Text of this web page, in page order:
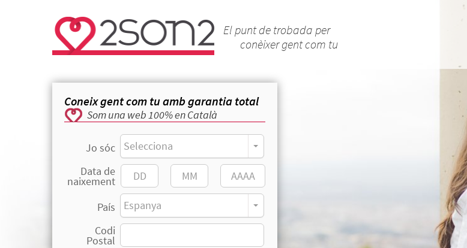
El punt de trobada per
conèixer gent com tu
Coneix gent com tu amb garantia total
Som una web 100% en Català
Jo sóc
Selecciona
Data de
naixement
País
Espanya
Codi
Postal